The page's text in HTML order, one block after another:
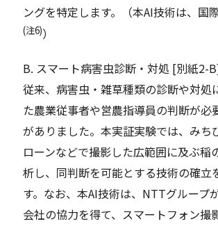
ングを特定します。（本AI技術は、国
(注6)）
B. スマート病害虫診断・対処 [別紙2-
従来、病害虫・雑草種類の診断や対処
た農業従事者や営農指導員の判断が必
がありました。本実証実験では、みち
ローンなどで撮影した広範囲に及ぶ稲
析し、同判断を可能とする技術の確立
す。なお、本AI技術は、NTTグループ
会社の協力を得て、スマートフォン撮